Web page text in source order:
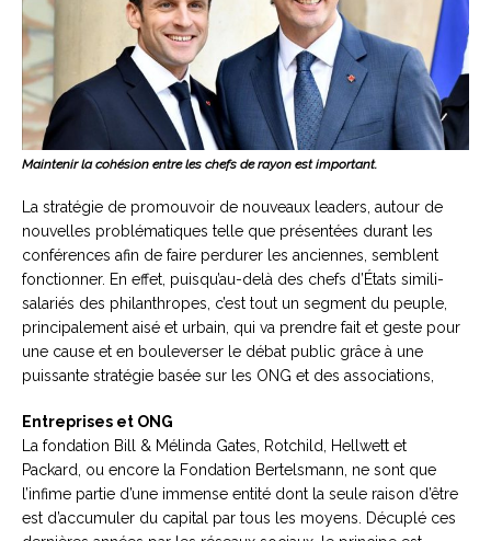
Maintenir la cohésion entre les chefs de rayon est important.
La stratégie de promouvoir de nouveaux leaders, autour de
nouvelles problématiques telle que présentées durant les
conférences afin de faire perdurer les anciennes, semblent
fonctionner. En effet, puisqu’au-delà des chefs d’États simili-
salariés des philanthropes, c’est tout un segment du peuple,
principalement aisé et urbain, qui va prendre fait et geste pour
une cause et en bouleverser le débat public grâce à une
puissante stratégie basée sur les ONG et des associations,
Entreprises et ONG
La fondation Bill & Mélinda Gates, Rotchild, Hellwett et
Packard, ou encore la Fondation Bertelsmann, ne sont que
l’infime partie d’une immense entité dont la seule raison d’être
est d’accumuler du capital par tous les moyens. Décuplé ces